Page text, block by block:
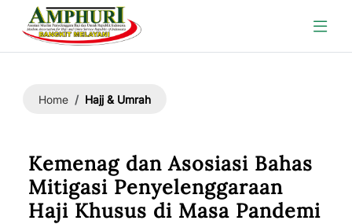
Home Hajj & Umrah
Kemenag dan Asosiasi Bahas
Mitigasi Penyelenggaraan
Haji Khusus di Masa Pandemi